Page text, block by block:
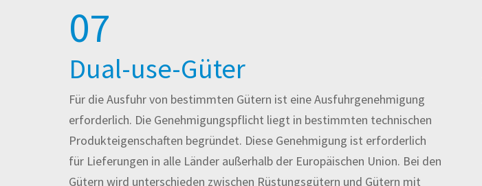
07
Dual-use-Güter
Für die Ausfuhr von bestimmten Gütern ist eine Ausfuhrgenehmigung
erforderlich. Die Genehmigungspflicht liegt in bestimmten technischen
Produkteigenschaften begründet. Diese Genehmigung ist erforderlich
für Lieferungen in alle Länder außerhalb der Europäischen Union. Bei den
Gütern wird unterschieden zwischen Rüstungsgütern und Gütern mit